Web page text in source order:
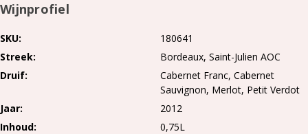
Wijnprofiel
SKU
180641
Streek
Bordeaux Saint-Julien AOC
Druif
Cabernet Franc Cabernet
Sauvignon Merlot Petit Verdot
Jaar
2012
Inhoud
0,75L